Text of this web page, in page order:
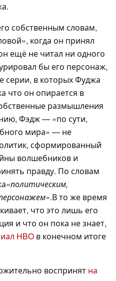
собственным словам,
когда он принял
ещё не читал ни одного
бы его персонаж,
серии, в которых Фуджа
что он опирается в
размышления
Фэдж — «по сути,
мира» — не
сформированный
волшебников и
правду. По словам
«политическим,
В то же время
что это лишь его
и что он пока не знает,
HBO в конечном итоге
воспринят на